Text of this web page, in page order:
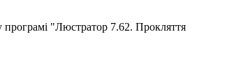
програмі "Люстратор 7.62. Прокляття